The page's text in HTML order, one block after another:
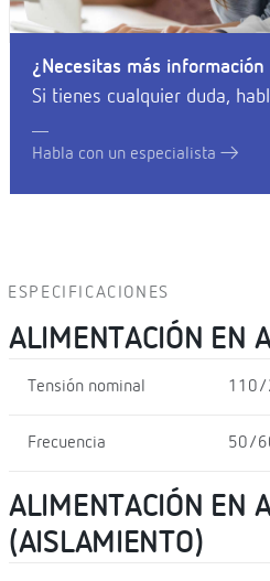
¿Necesitas más
Si tienes cualquier duda,
Habla con un especialista
ESPECIFICACIONES
ALIMENTACIÓN EN
Tensión nominal 110/
Frecuencia 50/
ALIMENTACIÓN EN
(AISLAMIENTO)